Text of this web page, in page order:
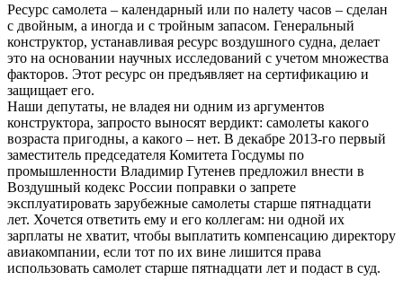
Ресурс самолета – календарный или по налету часов – сделан
с двойным, а иногда и с тройным запасом. Генеральный
конструктор, устанавливая ресурс воздушного судна, делает
это на основании научных исследований с учетом множества
факторов. Этот ресурс он предъявляет на сертификацию и
защищает его.
Наши депутаты, не владея ни одним из аргументов
конструктора, запросто выносят вердикт: самолеты какого
возраста пригодны, а какого – нет. В декабре 2013-го первый
заместитель председателя Комитета Госдумы по
промышленности Владимир Гутенев предложил внести в
Воздушный кодекс России поправки о запрете
эксплуатировать зарубежные самолеты старше пятнадцати
лет. Хочется ответить ему и его коллегам: ни одной их
зарплаты не хватит, чтобы выплатить компенсацию директору
авиакомпании, если тот по их вине лишится права
использовать самолет старше пятнадцати лет и подаст в суд.